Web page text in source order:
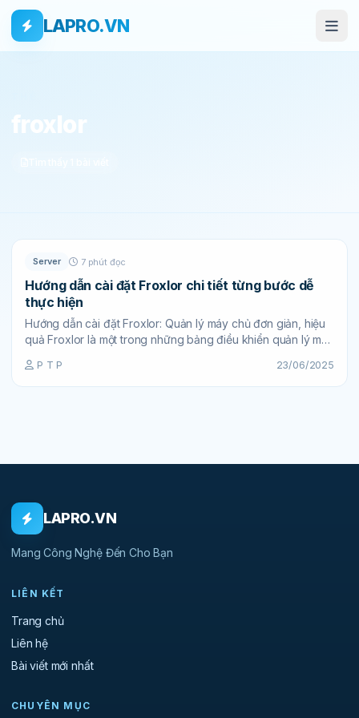
Skip to main content
Bỏ qua tới nội dung
LAPRO.VN
froxlor
Server 7 phút đọc
Hướng dẫn cài đặt Froxlor chi tiết từng bước dễ
thực hiện
Hướng dẫn cài đặt Froxlor: Quản lý máy chủ đơn giản, hiệu
quả Froxlor là một trong những bảng điều khiển quản lý máy
P T P 23/06/2025
LAPRO.VN
Mang Công Nghệ Đến Cho Bạn
LIÊN KẾT
Trang chủ
Liên hệ
Bài viết mới nhất
CHUYÊN MỤC